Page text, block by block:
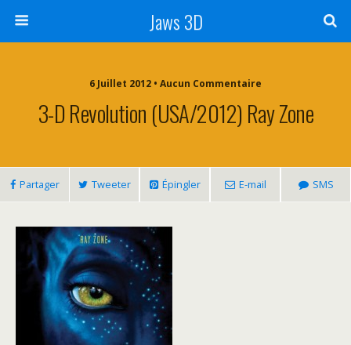
Jaws 3D
6 Juillet 2012 • Aucun Commentaire
3-D Revolution (USA/2012) Ray Zone
Partager Tweeter Épingler E-mail SMS